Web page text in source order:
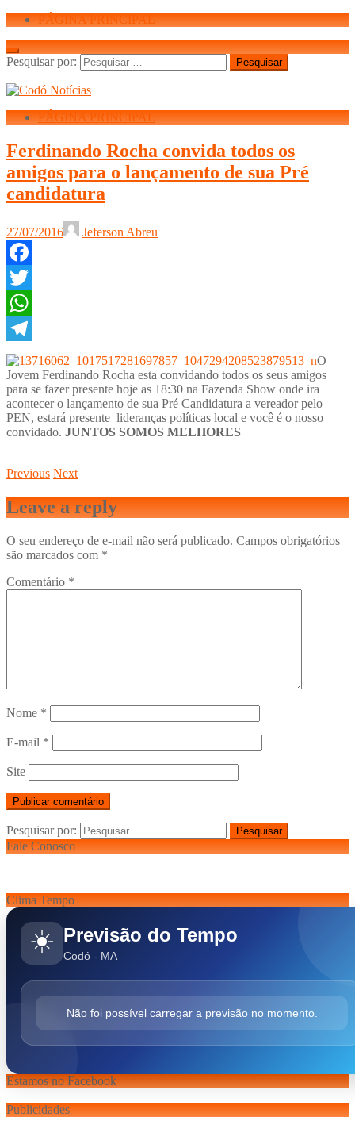
PÁGINA PRINCIPAL
Pesquisar por:
PÁGINA PRINCIPAL
Ferdinando Rocha convida todos os
amigos para o lançamento de sua Pré
candidatura
27/07/2016 Jeferson Abreu
Facebook
Twitter
WhatsApp
Telegram
O
Jovem Ferdinando Rocha esta convidando todos os seus amigos
para se fazer presente hoje as 18:30 na Fazenda Show onde ira
acontecer o lançamento de sua Pré Candidatura a vereador pelo
PEN, estará presente lideranças políticas local e você é o nosso
convidado. JUNTOS SOMOS MELHORES
Previous Next
Leave a reply
O seu endereço de e-mail não será publicado. Campos obrigatórios
são marcados com *
Comentário *
Nome *
E-mail *
Site
Pesquisar por:
Fale Conosco
Clima Tempo
☀️ Previsão do Tempo
Codó - MA
Não foi possível carregar a previsão no momento.
Estamos no Facebook
Publicidades